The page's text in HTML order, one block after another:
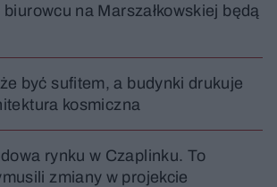
na Marszałkowskiej będą
być sufitem, a budynki drukuje
kosmiczna
rynku w Czaplinku. To
zmiany w projekcie